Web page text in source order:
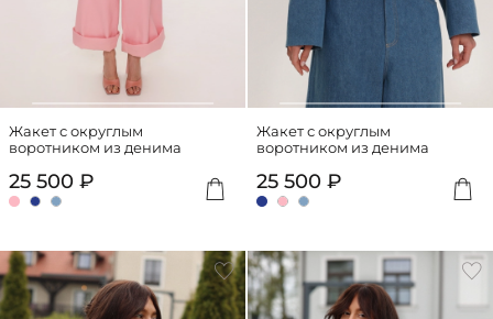
Жакет с округлым
воротником из денима
25 500 ₽
Жакет с округлым
воротником из денима
25 500 ₽